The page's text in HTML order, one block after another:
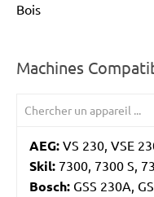
Bois
Machines
AEG: VS 230, VSE
Skil: 7300, 7300 S,
Bosch: GSS 230A,